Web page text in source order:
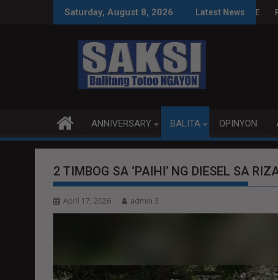
Saturday, August 8, 2026 Latest News
WPS O MAGBITIW
NA SUSPENDIHIN IMPLEMENTASYON NG RPVARA
PUBLIKO HINIKAYAT NI
ANNIVERSARY BALITA OPINYON
2 TIMBOG SA ‘PAIHI’ NG DIESEL SA
April 17, 2026 admin 3